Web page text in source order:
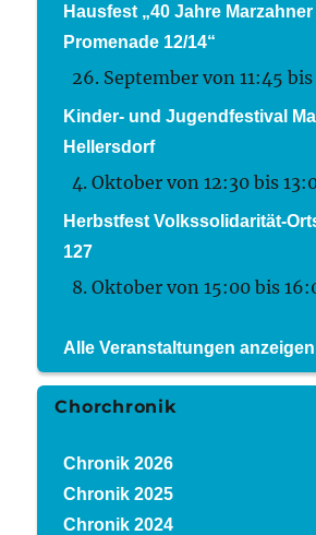
Hausfest „40 Jahre Marzahner
Promenade 12/14“
26. September von 11:45
Kinder- und Jugendfestival
Hellersdorf
4. Oktober von 12:30 bis
Herbstfest Volkssolidarität-
127
8. Oktober von 15:00 bis
Alle Veranstaltungen anzeigen
Chorchronik
Chronik 2026
Chronik 2025
Chronik 2024